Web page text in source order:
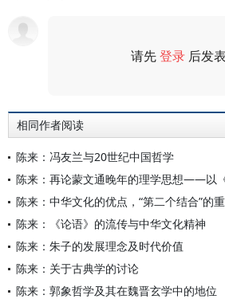
请先登录 后发
相同作者阅读
陈来：冯友兰与20世纪中国哲学
陈来：再论蒙文通晚年的理学思想——以
陈来：中华文化的优点，“第二个结合”的
陈来：《论语》的流传与中华文化精神
陈来：朱子的发展理念及时代价值
陈来：关于古典学的讨论
陈来：郭象哲学及其在魏晋玄学中的地位